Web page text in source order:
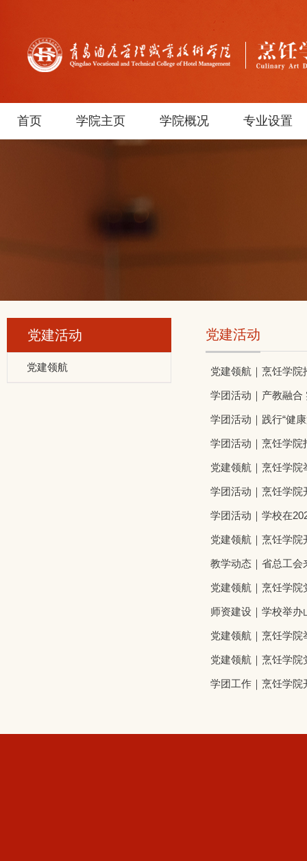
首页 学院主页 学院概况 专业设置
党建活动
党建领航
党建活动
党建领航｜烹饪学院
学团活动｜产教融
学团活动｜践行“健
学团活动｜烹饪学院
党建领航｜烹饪学院
学团活动｜烹饪学院
学团活动｜学校在
党建领航｜烹饪学院
教学动态｜省总工会
党建领航｜烹饪学
师资建设｜学校举
党建领航｜烹饪学
党建领航｜烹饪学院
学团工作｜烹饪学院